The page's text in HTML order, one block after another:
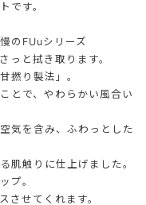
です。
のFUuシリーズ
っと拭き取ります。
撚り製法」。
とで、やわらかい風合い
気を含み、ふわっとした
肌触りに仕上げました。
プ。
させてくれます。